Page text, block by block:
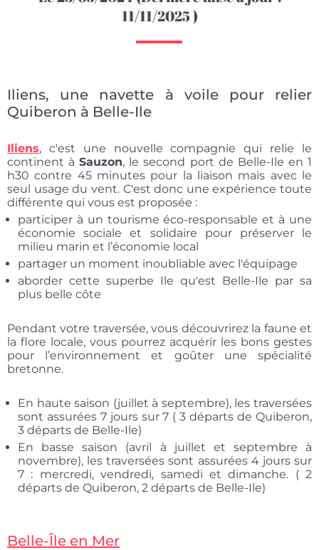
11/11/2025)
Iliens, une navette à voile pour relier
Quiberon à Belle-Ile
Iliens, c'est une nouvelle compagnie qui relie le
continent àSauzon, le second port de Belle-Ile en 1
h30 contre 45 minutes pour la liaison mais avec le
seul usage du vent. C'est donc une expérience toute
différente qui vous est proposée :
participer à un tourisme éco-responsable et à une
économie sociale et solidaire pour préserver le
milieu marin et l’économie local
partager un moment inoubliable avec l'équipage
aborder cette superbe Ile qu'est Belle-Ile par sa
plus belle côte
Pendant votre traversée, vous découvrirez la faune et
la flore locale, vous pourrez acquérir les bons gestes
pour l’environnement et goûter une spécialité
bretonne.
En haute saison (juillet à septembre), les traversées
sont assurées 7 jours sur 7 ( 3 départs de Quiberon,
3 départs de Belle-Ile)
En basse saison (avril à juillet et septembre à
novembre), les traversées sont assurées 4 jours sur
7 : mercredi, vendredi, samedi et dimanche. ( 2
départs de Quiberon, 2 départs de Belle-Ile)
Belle-Île en Mer